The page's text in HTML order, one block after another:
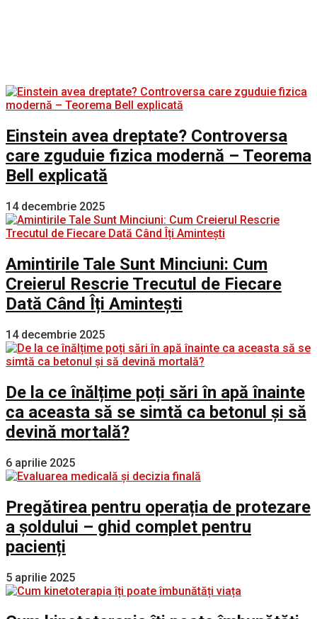
Einstein avea dreptate? Controversa
care zguduie fizica modernă – Teorema
Bell explicată
14 decembrie 2025
Amintirile Tale Sunt Minciuni: Cum
Creierul Rescrie Trecutul de Fiecare
Dată Când Îți Amintești
14 decembrie 2025
De la ce înălțime poți sări în apă înainte
ca aceasta să se simtă ca betonul și să
devină mortală?
6 aprilie 2025
Pregătirea pentru operația de protezare
a șoldului – ghid complet pentru
pacienți
5 aprilie 2025